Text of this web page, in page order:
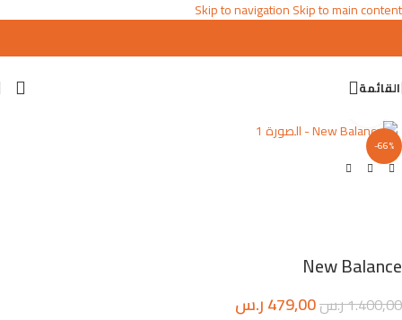
Skip to navigationSkip to main content
القائمة
-66%
New Balance
1.400,00ر.س479,00ر.س